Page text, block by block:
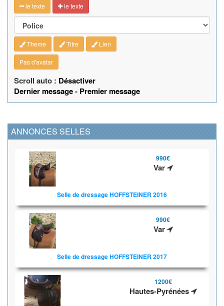
le texte le texte
Theme Titre Lien
Pas d'avatar
Scroll auto : Désactiver
Dernier message- Premier message
ANNONCES SELLES
990€
Var
Selle de dressage HOFFSTEINER 2016
990€
Var
Selle de dressage HOFFSTEINER 2017
1200€
Hautes-Pyrénées